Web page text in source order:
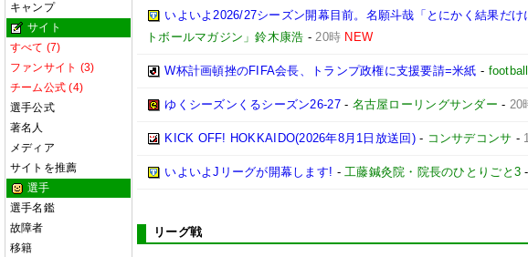
キャンプ
サイト
すべて (7)
ファンサイト (3)
チーム公式 (4)
選手公式
著名人
メディア
サイトを推薦
選手
選手名鑑
故障者
移籍
いよいよ2026/27シーズン開幕目前。名願斗哉「とにかく結果だ
トボールマガジン」鈴木康浩 -20時 NEW
W杯計画頓挫のFIFA会長、トランプ政権に支援要請=米紙 -
ゆくシーズンくるシーズン26-27- 名古屋ローリングサンダー - 20
KICK OFF! HOKKAIDO(2026年8月1日放送回)- コンサデコンサ -
いよいよJリーグが開幕します! -工藤鍼灸院・院長のひとりごと3 -
リーグ戦